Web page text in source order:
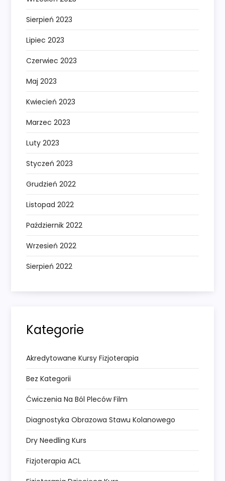
Sierpień 2023
Lipiec 2023
Czerwiec 2023
Maj 2023
Kwiecień 2023
Marzec 2023
Luty 2023
Styczeń 2023
Grudzień 2022
Listopad 2022
Październik 2022
Wrzesień 2022
Sierpień 2022
Kategorie
Akredytowane Kursy Fizjoterapia
Bez Kategorii
Ćwiczenia Na Ból Pleców Film
Diagnostyka Obrazowa Stawu Kolanowego
Dry Needling Kurs
Fizjoterapia ACL